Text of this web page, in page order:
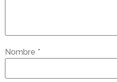
Nombre *